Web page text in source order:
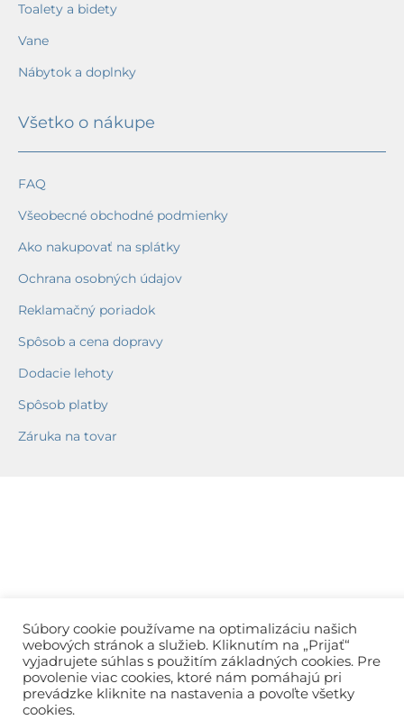
Toalety a bidety
Vane
Nábytok a doplnky
Všetko o nákupe
FAQ
Všeobecné obchodné podmienky
Ako nakupovať na splátky
Ochrana osobných údajov
Reklamačný poriadok
Spôsob a cena dopravy
Dodacie lehoty
Spôsob platby
Záruka na tovar
Súbory cookie používame na optimalizáciu našich
webových stránok a služieb. Kliknutím na „Prijať“
vyjadrujete súhlas s použitím základných cookies. Pre
povolenie viac cookies, ktoré nám pomáhajú pri
prevádzke kliknite na nastavenia a povoľte všetky
cookies.